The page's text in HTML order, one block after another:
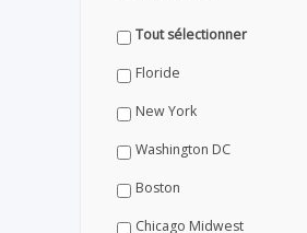
Tout sélectionner
Floride
New York
Washington DC
Boston
Chicago Midwest